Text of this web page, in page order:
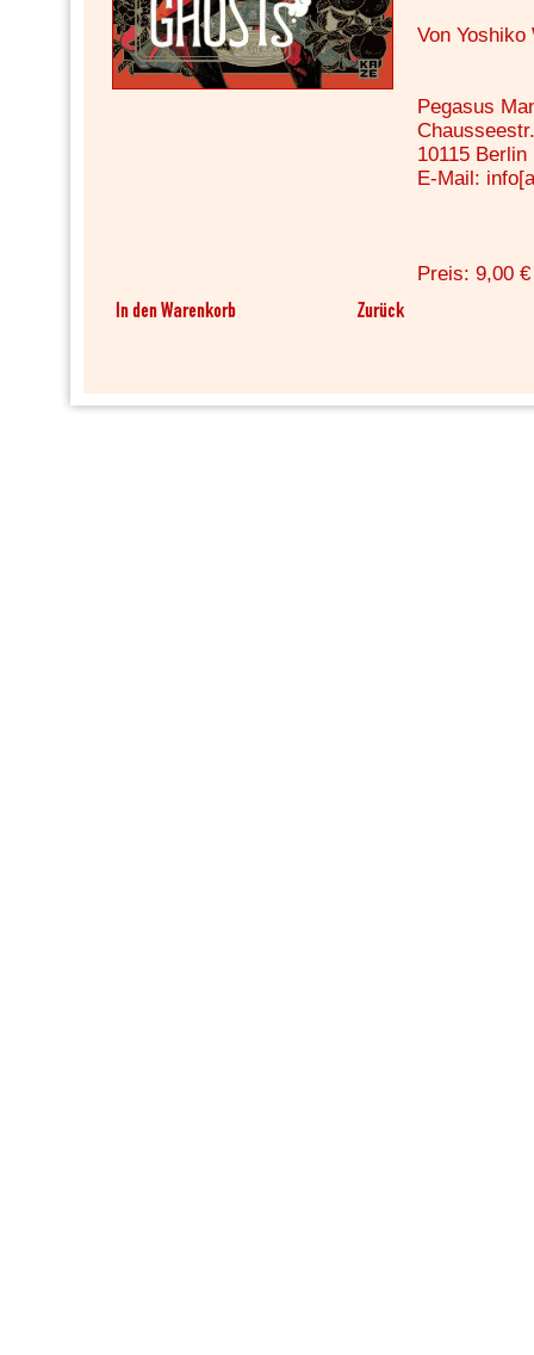
Von Yoshiko
Pegasus
10115 Berlin
E-Mail:
Preis: 9,00 €